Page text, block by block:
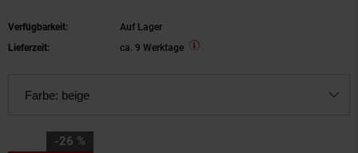
Verfügbarkeit:
Auf Lager
Lieferzeit:
ca. 9 Werktage
Farbe: beige
-26 %
Sie Sparen 26 Prozent,